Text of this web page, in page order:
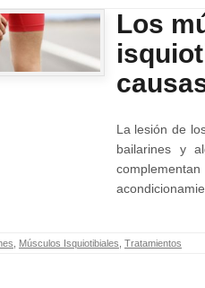
Los
La lesión de
bailarines y
Músculos Isquiotibiales Tratamientos